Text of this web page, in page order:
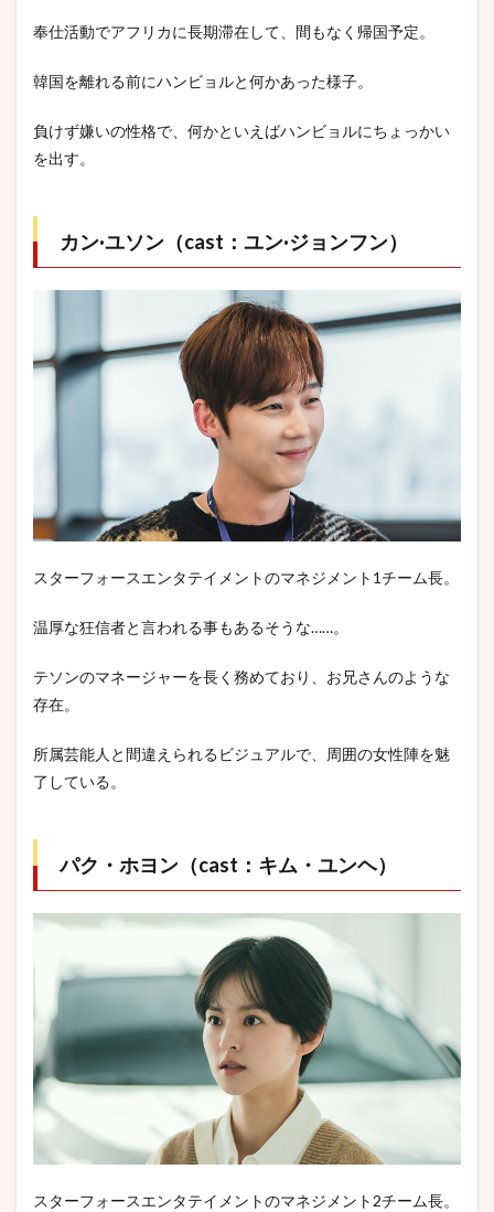
奉仕活動でアフリカに長期滞在して、間もなく帰国予定。
韓国を離れる前にハンビョルと何かあった様子。
負けず嫌いの性格で、何かといえばハンビョルにちょっかい
を出す。
カン·ユソン（cast：ユン·ジョンフン）
スターフォースエンタテイメントのマネジメント1チーム長。
温厚な狂信者と言われる事もあるそうな……。
テソンのマネージャーを長く務めており、お兄さんのような
存在。
所属芸能人と間違えられるビジュアルで、周囲の女性陣を魅
了している。
パク・ホヨン（cast：キム・ユンヘ）
スターフォースエンタテイメントのマネジメント2チーム長。